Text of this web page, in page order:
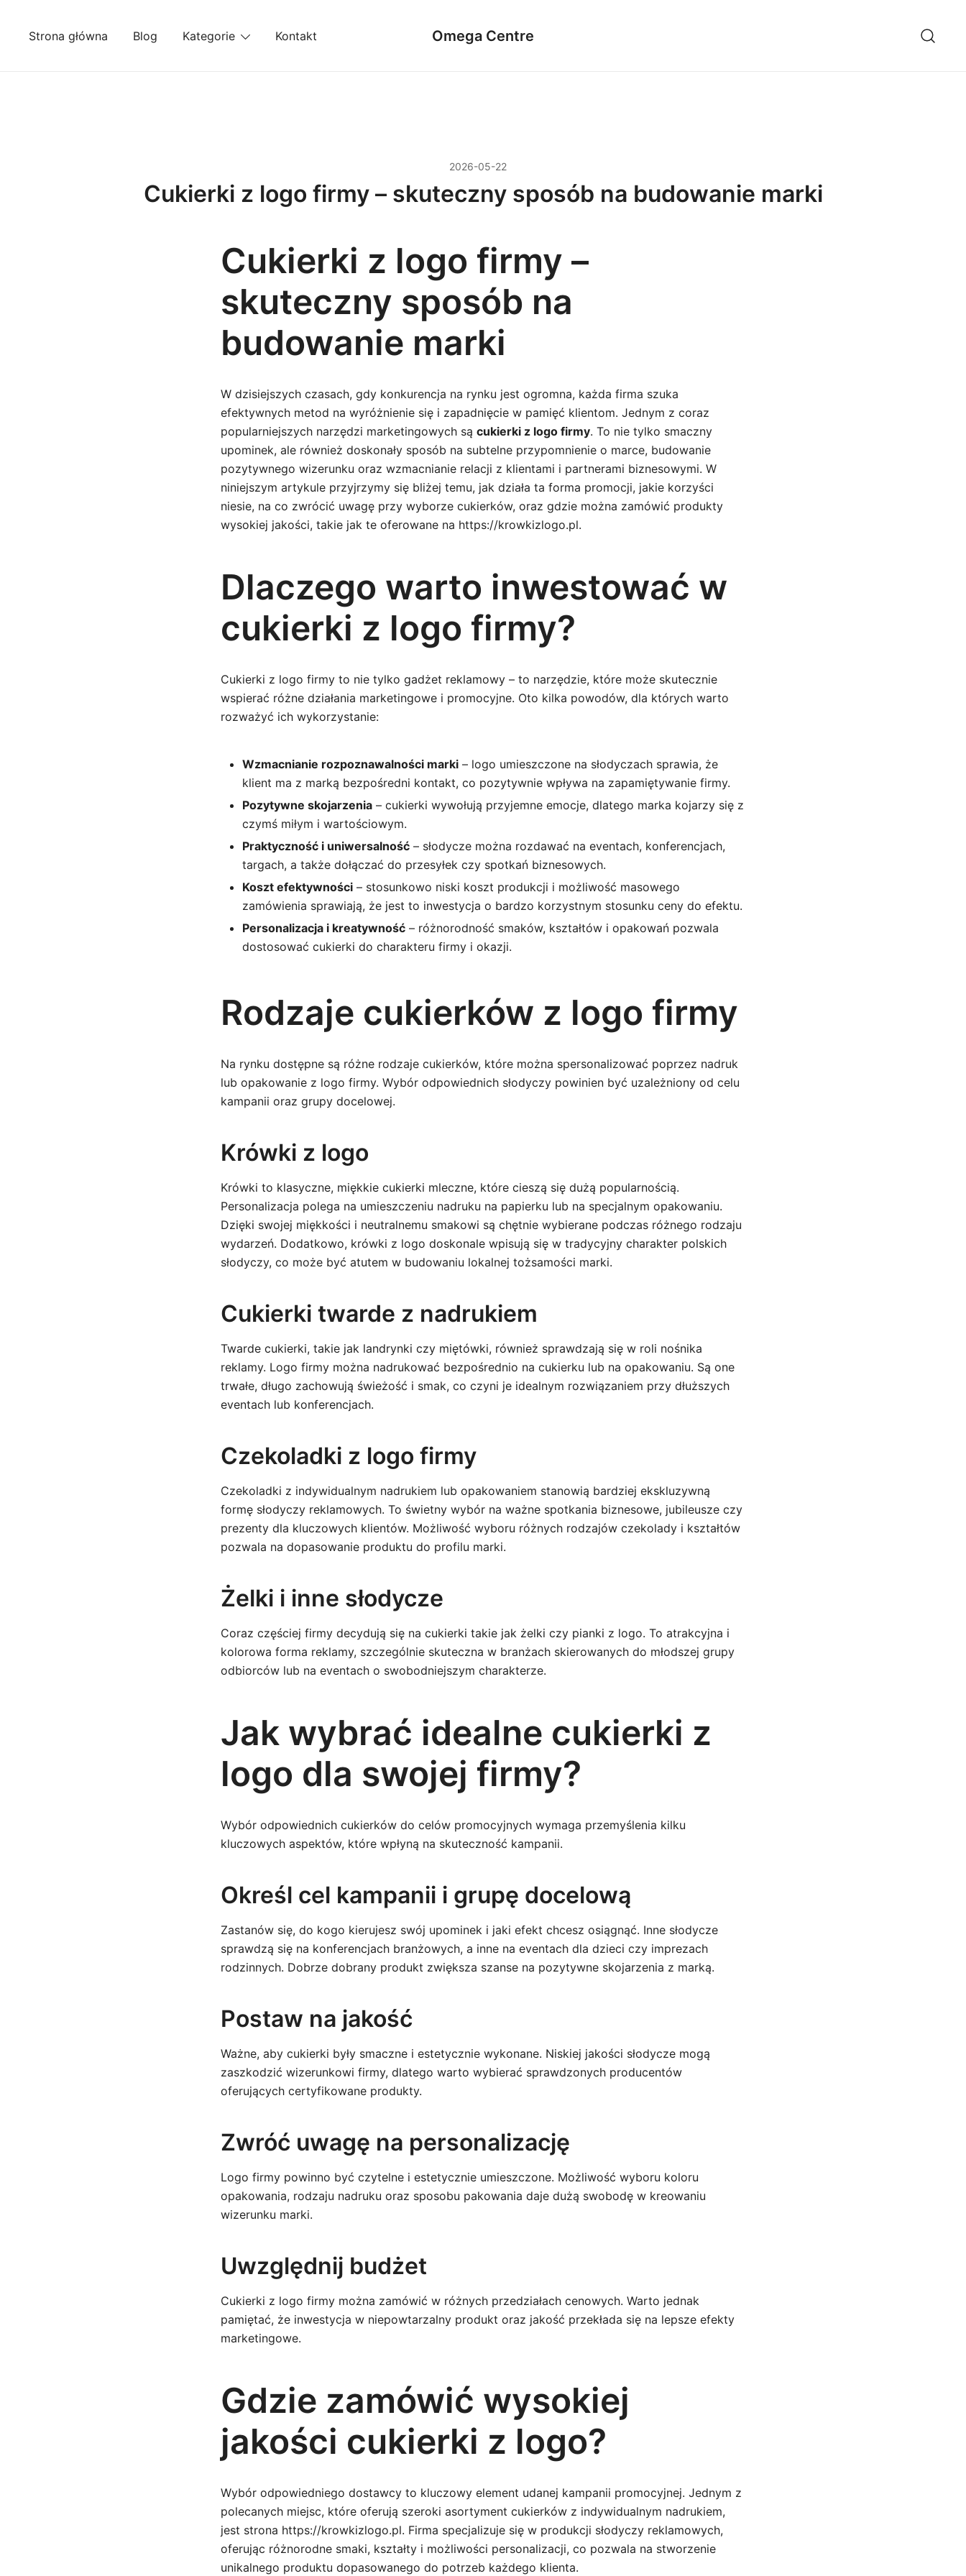
Strona główna Blog Kategorie Kontakt Omega Centre
2026-05-22
Cukierki z logo firmy – skuteczny sposób na budowanie marki
Cukierki z logo firmy –
skuteczny sposób na
budowanie marki
W dzisiejszych czasach, gdy konkurencja na rynku jest ogromna, każda firma szuka
efektywnych metod na wyróżnienie się i zapadnięcie w pamięć klientom. Jednym z coraz
popularniejszych narzędzi marketingowych są cukierki z logo firmy. To nie tylko smaczny
upominek, ale również doskonały sposób na subtelne przypomnienie o marce, budowanie
pozytywnego wizerunku oraz wzmacnianie relacji z klientami i partnerami biznesowymi. W
niniejszym artykule przyjrzymy się bliżej temu, jak działa ta forma promocji, jakie korzyści
niesie, na co zwrócić uwagę przy wyborze cukierków, oraz gdzie można zamówić produkty
wysokiej jakości, takie jak te oferowane na https://krowkizlogo.pl.
Dlaczego warto inwestować w
cukierki z logo firmy?
Cukierki z logo firmy to nie tylko gadżet reklamowy – to narzędzie, które może skutecznie
wspierać różne działania marketingowe i promocyjne. Oto kilka powodów, dla których warto
rozważyć ich wykorzystanie:
Wzmacnianie rozpoznawalności marki – logo umieszczone na słodyczach sprawia, że
klient ma z marką bezpośredni kontakt, co pozytywnie wpływa na zapamiętywanie firmy.
Pozytywne skojarzenia – cukierki wywołują przyjemne emocje, dlatego marka kojarzy się z
czymś miłym i wartościowym.
Praktyczność i uniwersalność – słodycze można rozdawać na eventach, konferencjach,
targach, a także dołączać do przesyłek czy spotkań biznesowych.
Koszt efektywności – stosunkowo niski koszt produkcji i możliwość masowego
zamówienia sprawiają, że jest to inwestycja o bardzo korzystnym stosunku ceny do efektu.
Personalizacja i kreatywność – różnorodność smaków, kształtów i opakowań pozwala
dostosować cukierki do charakteru firmy i okazji.
Rodzaje cukierków z logo firmy
Na rynku dostępne są różne rodzaje cukierków, które można spersonalizować poprzez nadruk
lub opakowanie z logo firmy. Wybór odpowiednich słodyczy powinien być uzależniony od celu
kampanii oraz grupy docelowej.
Krówki z logo
Krówki to klasyczne, miękkie cukierki mleczne, które cieszą się dużą popularnością.
Personalizacja polega na umieszczeniu nadruku na papierku lub na specjalnym opakowaniu.
Dzięki swojej miękkości i neutralnemu smakowi są chętnie wybierane podczas różnego rodzaju
wydarzeń. Dodatkowo, krówki z logo doskonale wpisują się w tradycyjny charakter polskich
słodyczy, co może być atutem w budowaniu lokalnej tożsamości marki.
Cukierki twarde z nadrukiem
Twarde cukierki, takie jak landrynki czy miętówki, również sprawdzają się w roli nośnika
reklamy. Logo firmy można nadrukować bezpośrednio na cukierku lub na opakowaniu. Są one
trwałe, długo zachowują świeżość i smak, co czyni je idealnym rozwiązaniem przy dłuższych
eventach lub konferencjach.
Czekoladki z logo firmy
Czekoladki z indywidualnym nadrukiem lub opakowaniem stanowią bardziej ekskluzywną
formę słodyczy reklamowych. To świetny wybór na ważne spotkania biznesowe, jubileusze czy
prezenty dla kluczowych klientów. Możliwość wyboru różnych rodzajów czekolady i kształtów
pozwala na dopasowanie produktu do profilu marki.
Żelki i inne słodycze
Coraz częściej firmy decydują się na cukierki takie jak żelki czy pianki z logo. To atrakcyjna i
kolorowa forma reklamy, szczególnie skuteczna w branżach skierowanych do młodszej grupy
odbiorców lub na eventach o swobodniejszym charakterze.
Jak wybrać idealne cukierki z
logo dla swojej firmy?
Wybór odpowiednich cukierków do celów promocyjnych wymaga przemyślenia kilku
kluczowych aspektów, które wpłyną na skuteczność kampanii.
Określ cel kampanii i grupę docelową
Zastanów się, do kogo kierujesz swój upominek i jaki efekt chcesz osiągnąć. Inne słodycze
sprawdzą się na konferencjach branżowych, a inne na eventach dla dzieci czy imprezach
rodzinnych. Dobrze dobrany produkt zwiększa szanse na pozytywne skojarzenia z marką.
Postaw na jakość
Ważne, aby cukierki były smaczne i estetycznie wykonane. Niskiej jakości słodycze mogą
zaszkodzić wizerunkowi firmy, dlatego warto wybierać sprawdzonych producentów
oferujących certyfikowane produkty.
Zwróć uwagę na personalizację
Logo firmy powinno być czytelne i estetycznie umieszczone. Możliwość wyboru koloru
opakowania, rodzaju nadruku oraz sposobu pakowania daje dużą swobodę w kreowaniu
wizerunku marki.
Uwzględnij budżet
Cukierki z logo firmy można zamówić w różnych przedziałach cenowych. Warto jednak
pamiętać, że inwestycja w niepowtarzalny produkt oraz jakość przekłada się na lepsze efekty
marketingowe.
Gdzie zamówić wysokiej
jakości cukierki z logo?
Wybór odpowiedniego dostawcy to kluczowy element udanej kampanii promocyjnej. Jednym z
polecanych miejsc, które oferują szeroki asortyment cukierków z indywidualnym nadrukiem,
jest strona https://krowkizlogo.pl. Firma specjalizuje się w produkcji słodyczy reklamowych,
oferując różnorodne smaki, kształty i możliwości personalizacji, co pozwala na stworzenie
unikalnego produktu dopasowanego do potrzeb każdego klienta.